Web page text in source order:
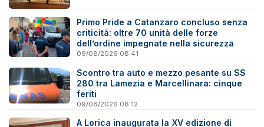
Primo Pride a Catanzaro concluso senza
criticità: oltre 70 unità delle forze
dell’ordine impegnate nella sicurezza
09/08/2026 08:41
Scontro tra auto e mezzo pesante su SS
280 tra Lamezia e Marcellinara: cinque
feriti
09/08/2026 08:12
A Lorica inaugurata la XV edizione di